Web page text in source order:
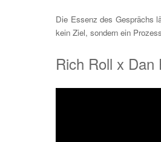
Die Essenz des Gesprächs
kein Ziel, sondern ein
Rich Roll x